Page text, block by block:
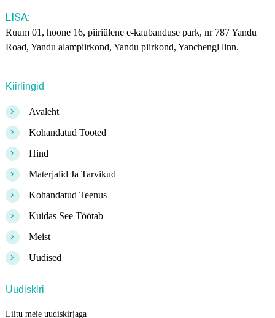
LISA:
Ruum 01, hoone 16, piiriülene e-kaubanduse park, nr 787 Yandu
Road, Yandu alampiirkond, Yandu piirkond, Yanchengi linn.
Kiirlingid
> Avaleht
> Kohandatud Tooted
> Hind
> Materjalid Ja Tarvikud
> Kohandatud Teenus
> Kuidas See Töötab
> Meist
> Uudised
Uudiskiri
Liitu meie uudiskirjaga